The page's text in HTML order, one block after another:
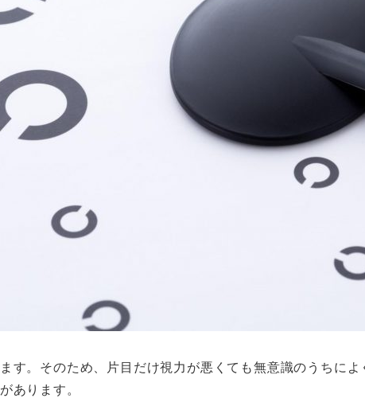
す。そのため、片目だけ視力が悪くても無意識のうちに
あります。